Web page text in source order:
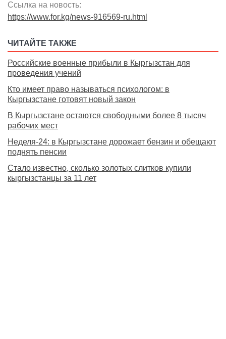
Ссылка на новость:
https://www.for.kg/news-916569-ru.html
ЧИТАЙТЕ ТАКЖЕ
Российские военные прибыли в Кыргызстан для
проведения учений
Кто имеет право называться психологом: в
Кыргызстане готовят новый закон
В Кыргызстане остаются свободными более 8 тысяч
рабочих мест
Неделя-24: в Кыргызстане дорожает бензин и обещают
поднять пенсии
Стало известно, сколько золотых слитков купили
кыргызстанцы за 11 лет